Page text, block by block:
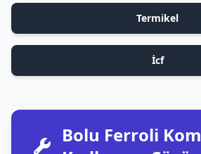
Termikel
İcf
Bolu Ferroli